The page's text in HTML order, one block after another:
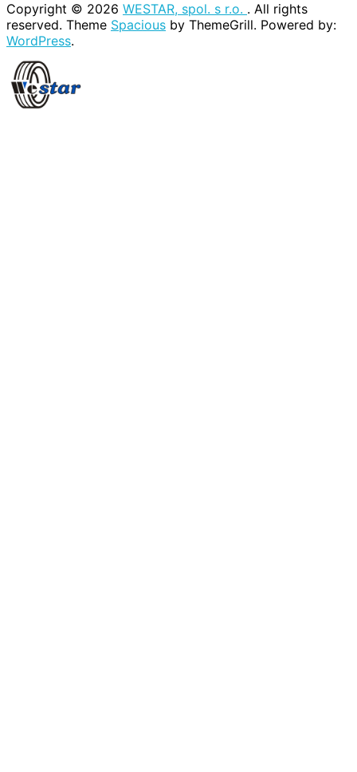
Copyright © 2026 WESTAR, spol. s r.o. . All rights
reserved. Theme Spacious by ThemeGrill. Powered by:
WordPress.